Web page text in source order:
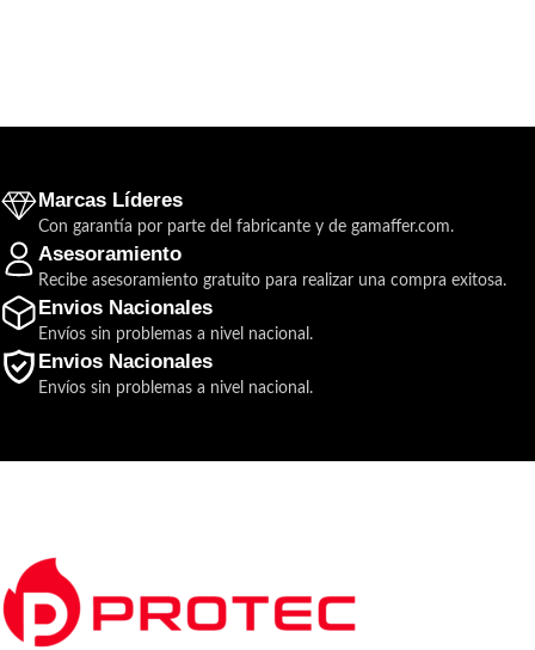
Marcas Líderes
Con garantía por parte del fabricante y de gamaffer.com.
Asesoramiento
Recibe asesoramiento gratuito para realizar una compra exitosa.
Envios Nacionales
Envíos sin problemas a nivel nacional.
Envios Nacionales
Envíos sin problemas a nivel nacional.